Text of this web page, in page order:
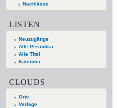
Nachlässe
LISTEN
Neuzugänge
Alle Periodika
Alle Titel
Kalender
CLOUDS
Orte
Verlage